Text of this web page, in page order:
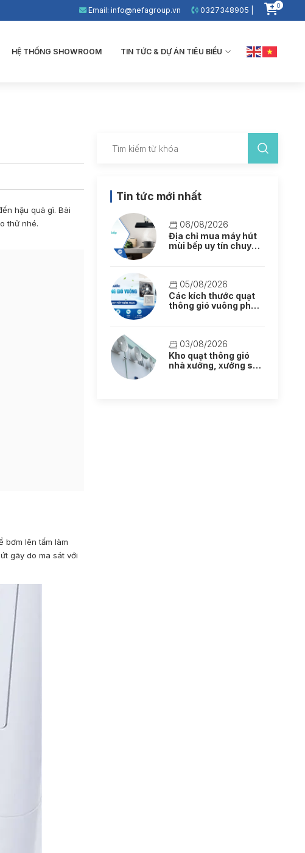
Email: info@nefagroup.vn 0327348905 | 0
HỆ THỐNG SHOWROOM TIN TỨC & DỰ ÁN TIÊU BIỂU
hậu quả gì. Bài
thử nhé.
bơm lên tấm làm
gãy do ma sát với
Tin tức mới nhất
06/08/2026
Địa chỉ mua máy hút
mùi bếp uy tín chuyên
05/08/2026
Các kích thước quạt
thông gió vuông phổ
03/08/2026
Kho quạt thông gió
nhà xưởng, xưởng sản